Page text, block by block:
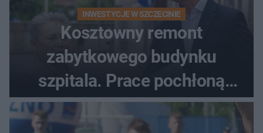
INWESTYCJE W SZCZECINIE
Kosztowny remont
zabytkowego budynku
szpitala. Prace pochłoną
dziesiątki milionów